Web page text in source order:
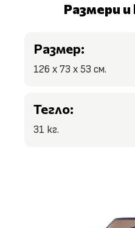
Размери и
Размер:
126 x 73 x 53 см.
Тегло:
31 кг.